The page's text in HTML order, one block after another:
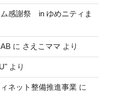
感謝祭 in ゆめニティま
に さえこママ より
より
ネット整備推進事業 に